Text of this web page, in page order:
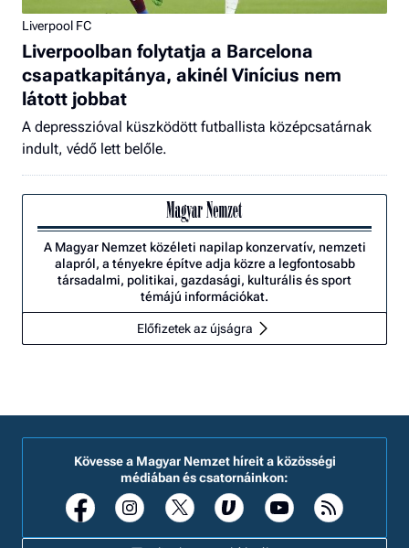
Liverpool FC
Liverpoolban folytatja a Barcelona
csapatkapitánya, akinél Vinícius nem
látott jobbat
A depresszióval küszködött futballista középcsatárnak
indult, védő lett belőle.
A Magyar Nemzet közéleti napilap konzervatív, nemzeti
alapról, a tényekre építve adja közre a legfontosabb
társadalmi, politikai, gazdasági, kulturális és sport
témájú információkat.
Előfizetek az újságra
Kövesse a Magyar Nemzet híreit a közösségi
médiában és csatornáinkon: